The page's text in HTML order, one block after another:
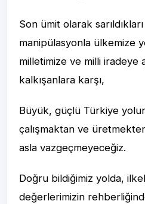
Son ümit olarak
manipülasyonla ülkemize
milletimize ve milli iradeye
kalkışanlara karşı,
Büyük, güçlü Türkiye
çalışmaktan ve
asla vazgeçmeyeceğiz.
Doğru bildiğimiz yolda,
değerlerimizin